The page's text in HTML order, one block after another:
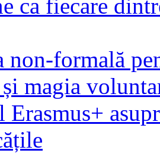
ca fiecare
non-formală
magia
Erasmus+